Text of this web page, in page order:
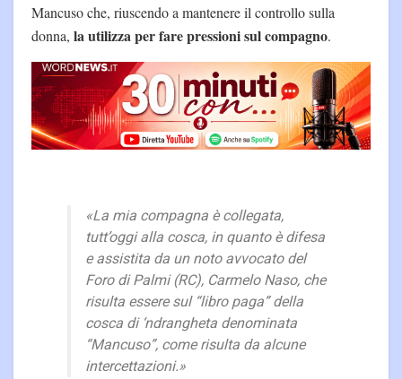
Mancuso che, riuscendo a mantenere il controllo sulla
donna, la utilizza per fare pressioni sul compagno.
«La mia compagna è collegata,
tutt’oggi alla cosca, in quanto è difesa
e assistita da un noto avvocato del
Foro di Palmi (RC), Carmelo Naso, che
risulta essere sul “libro paga” della
cosca di ‘ndrangheta denominata
“Mancuso”, come risulta da alcune
intercettazioni.»